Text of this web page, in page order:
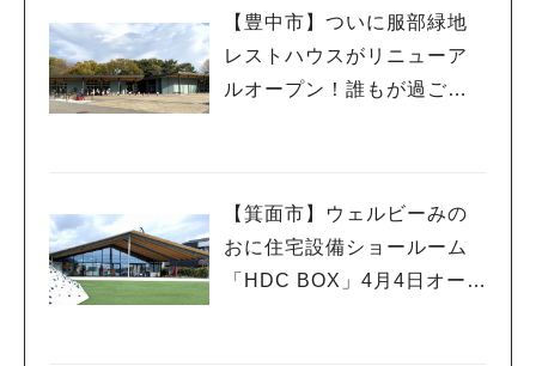
【豊中市】ついに服部緑地
レストハウスがリニューア
ルオープン！誰もが過ごし
【箕面市】ウェルビーみの
おに住宅設備ショールーム
「HDC BOX」4月4日オープ
人気のキーワード
#今週どこいく？#自然とふれあう#ランチ#カフェ#まとめ
#教えたい／教えて投稿記事